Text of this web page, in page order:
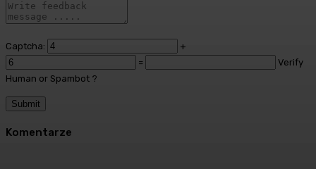
Captcha:
+
=
Verify
Human or Spambot ?
Komentarze